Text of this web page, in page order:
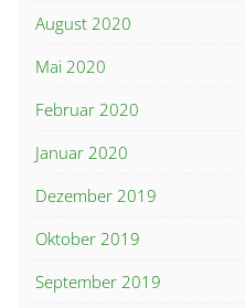
August 2020
Mai 2020
Februar 2020
Januar 2020
Dezember 2019
Oktober 2019
September 2019